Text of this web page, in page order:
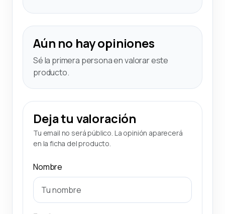
Aún no hay opiniones
Sé la primera persona en valorar este
producto.
Deja tu valoración
Tu email no será público. La opinión aparecerá
en la ficha del producto.
Nombre